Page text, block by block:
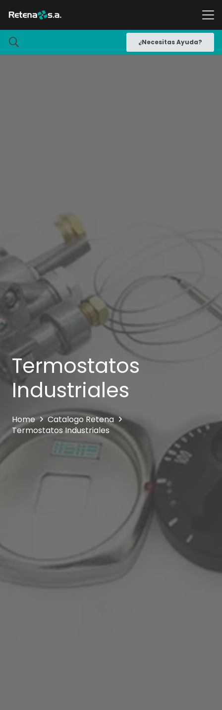
¿Necesitas Ayuda?
Termostatos
Industriales
Home
Catalogo Retena
Termostatos Industriales